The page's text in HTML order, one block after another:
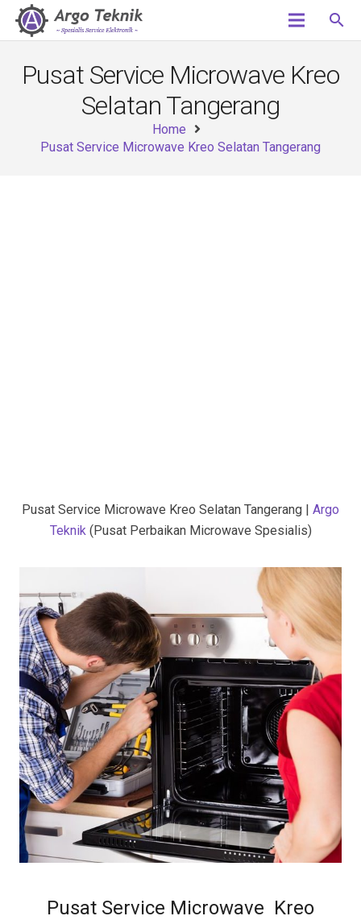
search
Pusat Service Microwave Kreo
Selatan Tangerang
Home
Pusat Service Microwave Kreo Selatan Tangerang
Pusat Service Microwave Kreo Selatan Tangerang | Argo
Teknik(Pusat Perbaikan Microwave Spesialis)
Pusat Service Microwave Kreo